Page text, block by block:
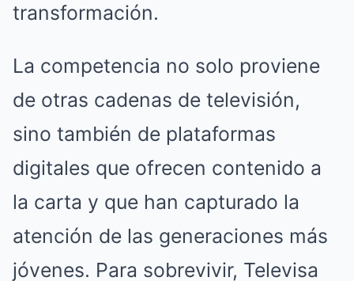
transformación.
La competencia no solo proviene
de otras cadenas de televisión,
sino también de plataformas
digitales que ofrecen contenido a
la carta y que han capturado la
atención de las generaciones más
jóvenes. Para sobrevivir, Televisa